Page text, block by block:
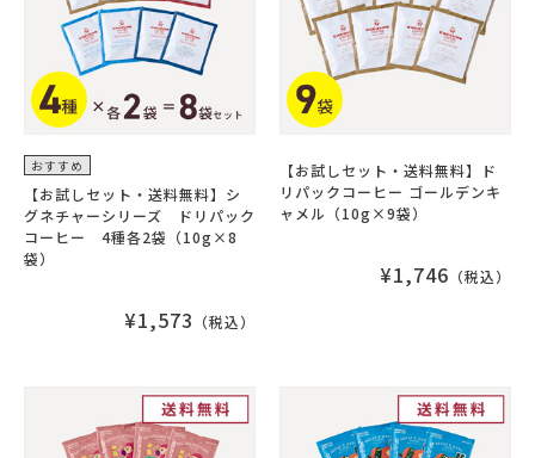
おすすめ
【お試しセット・送料無料】シ
グネチャーシリーズ ドリパック
コーヒー 4種各2袋（10g×8
袋）
¥1,573 （税込）
【お試しセット・送料無料】ド
リパックコーヒー ゴールデンキ
ャメル（10g×9袋）
¥1,746 （税込）